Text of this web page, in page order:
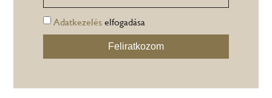
Adatkezeléselfogadása
Feliratkozom